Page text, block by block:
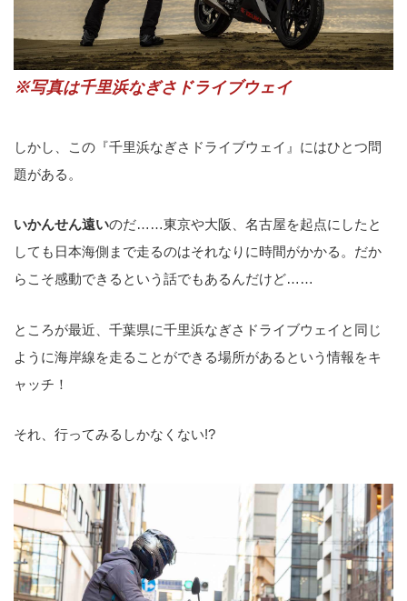
※写真は千里浜なぎさドライブウェイ
しかし、この『千里浜なぎさドライブウェイ』にはひとつ問
題がある。
いかんせん遠いのだ……東京や大阪、名古屋を起点にしたと
しても日本海側まで走るのはそれなりに時間がかかる。だか
らこそ感動できるという話でもあるんだけど……
ところが最近、千葉県に千里浜なぎさドライブウェイと同じ
ように海岸線を走ることができる場所があるという情報をキ
ャッチ！
それ、行ってみるしかなくない!?